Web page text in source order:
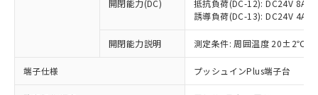
開閉能力(DC)
抵抗負荷(DC-12): DC24V 8A/
誘導負荷(DC-13): DC24V 4A/
開閉能力説明 測定条件: 周囲温度 20±2℃、
端子仕様 プッシュインPlus端子台
ことをご了承ください。
在庫状況および標準価格照会結果は、
記載している更新日時点での社内デー
タに基づき作成されるものであり、閲
覧された時点での実際の在庫および標
準価格とは異なる場合があることをご
むを得ず変更することがあります。
*EU RoHS指令（10物質）：
鉛(Pb) 1000ppm以下、 水銀(Hg) 1000ppm以下、 カド
ミウム(Cd) 100ppm以下、
六価クロム(Cr(Ⅵ)) 1000ppm以下、ポリ臭化ビフェニル
類(PBB) 1000ppm以下、ポリ臭化ジフェニルエーテル類
「－」：未確認です。当社販売部門へお問
*中国RoHS10物質の基準値 (GB/T26572)：
Pb(鉛) :1000ppm、 Hg(水銀) : 1000ppm、 Cd(カドミウ
当社は、これら貴社製品のうち、外国
為替および外国貿易法に定める商品
（以下｢規制貨物等」という）を輸出
または国外への提供する場合は、日本
国政府の輸出許可(または役務取引許
可)を取得するなどの必要な手続きを